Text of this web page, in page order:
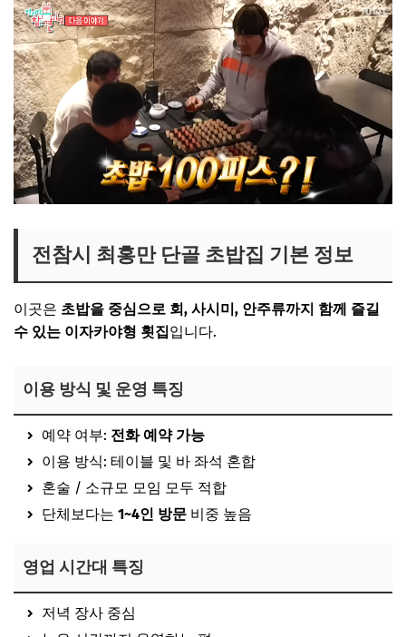
전참시 최홍만 단골 초밥집 기본 정보
이곳은 초밥을 중심으로 회, 사시미, 안주류까지 함께 즐길
수 있는 이자카야형 횟집입니다.
이용 방식 및 운영 특징
예약 여부: 전화 예약 가능
이용 방식: 테이블 및 바 좌석 혼합
혼술 / 소규모 모임 모두 적합
단체보다는 1~4인 방문 비중 높음
영업 시간대 특징
저녁 장사 중심